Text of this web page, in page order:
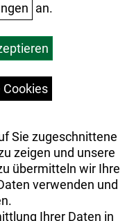
an.
Sie zugeschnittene
zeigen und unsere
übermitteln wir Ihre
verwenden und
Ihrer Daten in